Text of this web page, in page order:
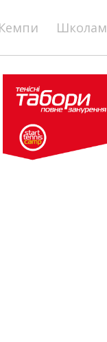
Кемпи Школам